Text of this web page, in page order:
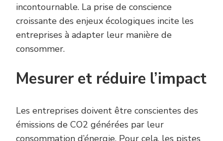
incontournable. La prise de conscience
croissante des enjeux écologiques incite les
entreprises à adapter leur manière de
consommer.
Mesurer et réduire l’impact
Les entreprises doivent être conscientes des
émissions de CO2 générées par leur
consommation d’énergie. Pour cela, les pistes